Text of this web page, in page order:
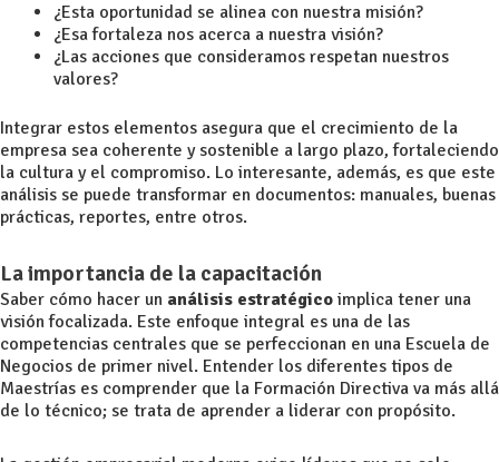
¿Esta oportunidad se alinea con nuestra misión?
¿Esa fortaleza nos acerca a nuestra visión?
¿Las acciones que consideramos respetan nuestros
valores?
Integrar estos elementos asegura que el crecimiento de la
empresa sea coherente y sostenible a largo plazo, fortaleciendo
la cultura y el compromiso. Lo interesante, además, es que este
análisis se puede transformar en documentos: manuales, buenas
prácticas, reportes, entre otros.
La importancia de la capacitación
Saber cómo hacer un análisis estratégico implica tener una
visión focalizada. Este enfoque integral es una de las
competencias centrales que se perfeccionan en una Escuela de
Negocios de primer nivel. Entender los diferentes tipos de
Maestrías es comprender que la Formación Directiva va más allá
de lo técnico; se trata de aprender a liderar con propósito.